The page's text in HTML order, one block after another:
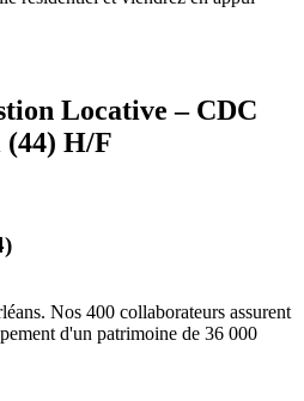
Locative – CDC
H/F
Nos 400 collaborateurs assurent
d'un patrimoine de 36 000